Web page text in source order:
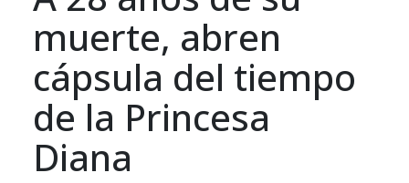
muerte, abren
cápsula del tiempo
de la Princesa
Diana